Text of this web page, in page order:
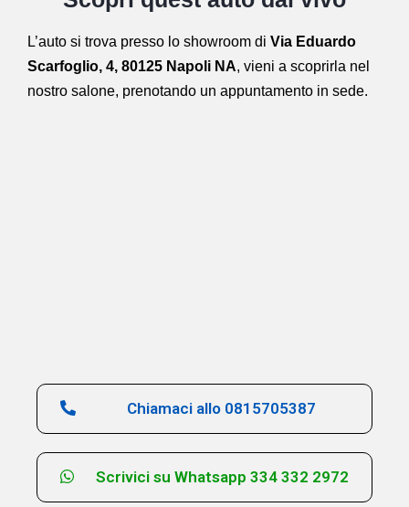
L’auto si trova presso lo showroom di Via Eduardo
Scarfoglio, 4, 80125 Napoli NA, vieni a scoprirla nel
nostro salone, prenotando un appuntamento in sede.
Chiamaci allo 0815705387
Scrivici su Whatsapp 334 332 2972